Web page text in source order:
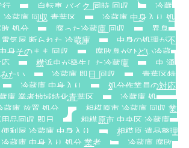
行
自転車 バイク 同時 回収
冷蔵
冷蔵庫 回収 青葉区
冷蔵庫 中身入り 処
処分 腐った冷蔵庫 回収
異臭
電気屋 断られた 冷蔵庫
中身の処理が不
身そのまま 回収
腐敗臭がひどい冷蔵
横浜虫が発生した冷蔵庫
虫 湧
たい
冷蔵庫 即日 回収
青葉区特
冷蔵庫 中身入り
処分作業員の対応
庫 業者地域特化青葉区
冷蔵庫 処
蔵庫 放置 処分
相模原市 冷蔵庫 回収 業
品回収 即日
相模原市 中央区 冷蔵庫
利屋 冷蔵庫 中身入り
相模原 遺品整理
冷蔵庫 中身入り 処分 業者
冷蔵庫 腐敗